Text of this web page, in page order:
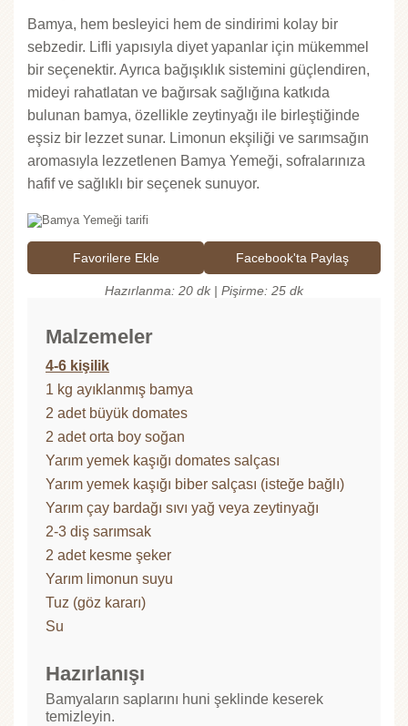
Bamya, hem besleyici hem de sindirimi kolay bir
sebzedir. Lifli yapısıyla diyet yapanlar için mükemmel
bir seçenektir. Ayrıca bağışıklık sistemini güçlendiren,
mideyi rahatlatan ve bağırsak sağlığına katkıda
bulunan bamya, özellikle zeytinyağı ile birleştiğinde
eşsiz bir lezzet sunar. Limonun ekşiliği ve sarımsağın
aromasıyla lezzetlenen Bamya Yemeği, sofralarınıza
hafif ve sağlıklı bir seçenek sunuyor.
Favorilere Ekle Facebook'ta Paylaş
Hazırlanma: 20 dk | Pişirme: 25 dk
Malzemeler
4-6 kişilik
1 kg ayıklanmış bamya
2 adet büyük domates
2 adet orta boy soğan
Yarım yemek kaşığı domates salçası
Yarım yemek kaşığı biber salçası (isteğe bağlı)
Yarım çay bardağı sıvı yağ veya zeytinyağı
2-3 diş sarımsak
2 adet kesme şeker
Yarım limonun suyu
Tuz (göz kararı)
Su
Hazırlanışı
Bamyaların saplarını huni şeklinde keserek
temizleyin.